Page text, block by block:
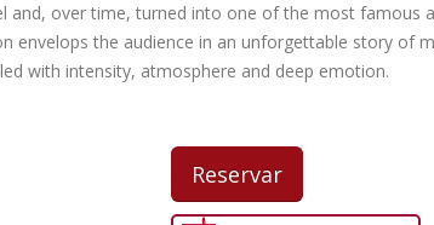
and, over time, turned into one of the most famous
envelops the audience in an unforgettable story of
with intensity, atmosphere and deep emotion.
Reservar